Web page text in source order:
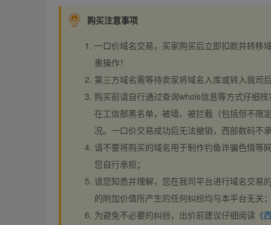
购买注意事项
一口价域名交易，买家购买后立即扣款并转移
重操作！
第三方域名需等待卖家将域名入库或转入我司
购买前请自行通过查询whois信息等方式仔细
在工信部黑名单，被墙、被拦截（包括但不限
况。一口价交易成功后无法撤销，西部数码不
请不要将购买的域名用于制作钓鱼诈骗色情等
您自行承担；
请您知悉并理解，您在我司平台进行域名交易
的附加价值所产生的任何纠纷均与本平台无关
为避免不必要的纠纷，出价前建议仔细阅读 《